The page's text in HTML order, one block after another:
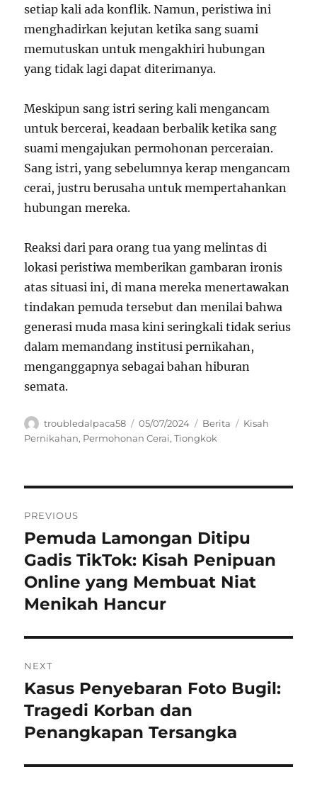
setiap kali ada konflik. Namun, peristiwa ini
menghadirkan kejutan ketika sang suami
memutuskan untuk mengakhiri hubungan
yang tidak lagi dapat diterimanya.
Meskipun sang istri sering kali mengancam
untuk bercerai, keadaan berbalik ketika sang
suami mengajukan permohonan perceraian.
Sang istri, yang sebelumnya kerap mengancam
cerai, justru berusaha untuk mempertahankan
hubungan mereka.
Reaksi dari para orang tua yang melintas di
lokasi peristiwa memberikan gambaran ironis
atas situasi ini, di mana mereka menertawakan
tindakan pemuda tersebut dan menilai bahwa
generasi muda masa kini seringkali tidak serius
dalam memandang institusi pernikahan,
menganggapnya sebagai bahan hiburan
semata.
Author
troubledalpaca58
Posted
on
05/07/2024 Categories
Berita Tags
Kisah
Pernikahan, Permohonan Cerai,Tiongkok
pos
PREVIOUS
Previous
post:
Pemuda Lamongan Ditipu
Gadis TikTok: Kisah Penipuan
Online yang Membuat Niat
Menikah Hancur
NEXT
Next
post:
Kasus Penyebaran Foto Bugil:
Tragedi Korban dan
Penangkapan Tersangka